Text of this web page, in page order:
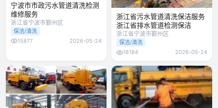
宁波市市政污水管道清洗检测
维修服务
浙江省宁波市鄞州区
保洁/清洗
15877
2026-05-24
浙江省污水管道清洗保洁服务
浙江省排水管道检测保洁
浙江省宁波市鄞州区
保洁/清洗
18184
2026-05-24